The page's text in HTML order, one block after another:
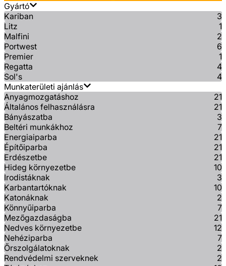
Gyártó
Kariban
3
Litz
1
Malfini
2
Portwest
6
Premier
1
Regatta
4
Sol's
4
Munkaterületi ajánlás
Anyagmozgatáshoz
21
Általános felhasználásra
21
Bányászatba
3
Beltéri munkákhoz
7
Energiaiparba
21
Építőiparba
21
Erdészetbe
21
Hideg környezetbe
10
Irodistáknak
3
Karbantartóknak
10
Katonáknak
2
Könnyűiparba
7
Mezőgazdaságba
21
Nedves környezetbe
12
Nehéziparba
7
Őrszolgálatoknak
2
Rendvédelmi szerveknek
2